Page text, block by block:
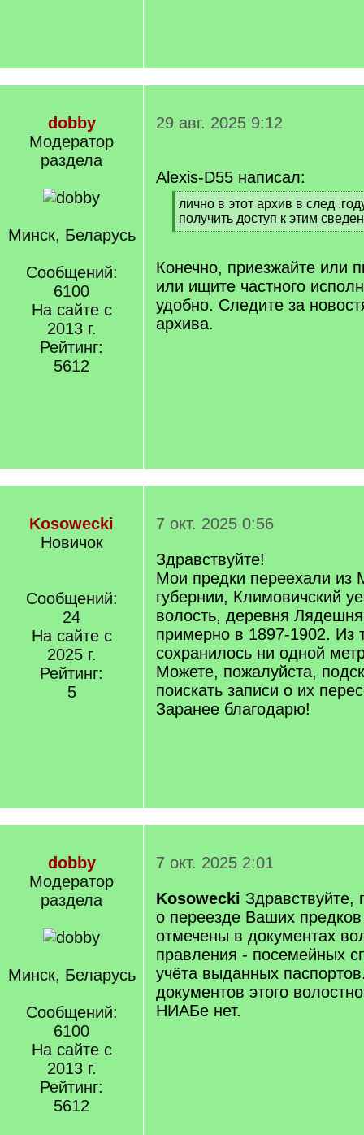
dobby
Модератор
раздела
Минск, Беларусь
Сообщений:
6100
На сайте с
2013 г.
Рейтинг:
5612
29 авг. 2025 9:12
Alexis-D55 написал:
[
q
]
лично в этот архив в след
получить доступ к этим
[
q
]
Конечно, приезжайте или
или ищите частного
удобно. Следите за
архива.
Kosowecki
Новичок
Сообщений:
24
На сайте с
2025 г.
Рейтинг:
5
7 окт. 2025 0:56
Здравствуйте!
Мои предки переехали из
губернии, Климовичский
волость, деревня
примерно в 1897-1902. Из
сохранилось ни одной
Можете, пожалуйста,
поискать записи о их
Заранее благодарю!
dobby
Модератор
раздела
Минск, Беларусь
Сообщений:
6100
На сайте с
2013 г.
Рейтинг:
5612
7 окт. 2025 2:01
Kosowecki Здравствуйте,
о переезде Ваших
отмечены в документах
правления - посемейных
учёта выданных
документов этого
НИАБе нет.